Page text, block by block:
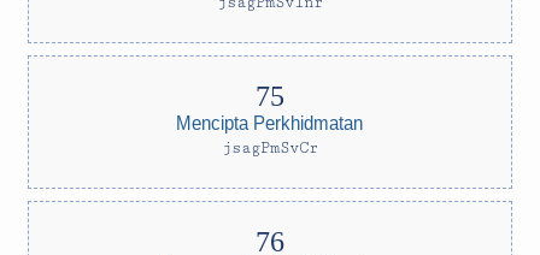
Mencipta Perkhidmatan
jsagPmSvCr